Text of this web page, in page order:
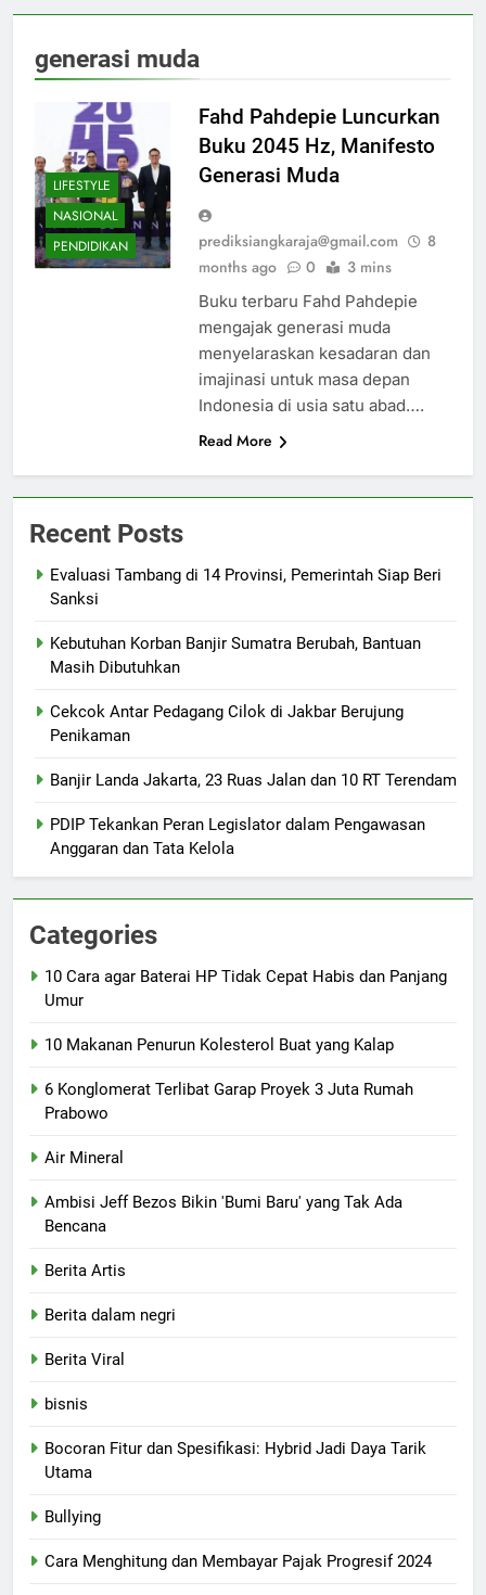
generasi muda
LIFESTYLE
NASIONAL
PENDIDIKAN
Fahd Pahdepie Luncurkan
Buku 2045 Hz, Manifesto
Generasi Muda
prediksiangkaraja@gmail.com
8
months ago
0 3 mins
Buku terbaru Fahd Pahdepie
mengajak generasi muda
menyelaraskan kesadaran dan
imajinasi untuk masa depan
Indonesia di usia satu abad….
Read More
Recent Posts
Evaluasi Tambang di 14 Provinsi, Pemerintah Siap Beri
Sanksi
Kebutuhan Korban Banjir Sumatra Berubah, Bantuan
Masih Dibutuhkan
Cekcok Antar Pedagang Cilok di Jakbar Berujung
Penikaman
Banjir Landa Jakarta, 23 Ruas Jalan dan 10 RT Terendam
PDIP Tekankan Peran Legislator dalam Pengawasan
Anggaran dan Tata Kelola
Categories
10 Cara agar Baterai HP Tidak Cepat Habis dan Panjang
Umur
10 Makanan Penurun Kolesterol Buat yang Kalap
6 Konglomerat Terlibat Garap Proyek 3 Juta Rumah
Prabowo
Air Mineral
Ambisi Jeff Bezos Bikin 'Bumi Baru' yang Tak Ada
Bencana
Berita Artis
Berita dalam negri
Berita Viral
bisnis
Bocoran Fitur dan Spesifikasi: Hybrid Jadi Daya Tarik
Utama
Bullying
Cara Menghitung dan Membayar Pajak Progresif 2024